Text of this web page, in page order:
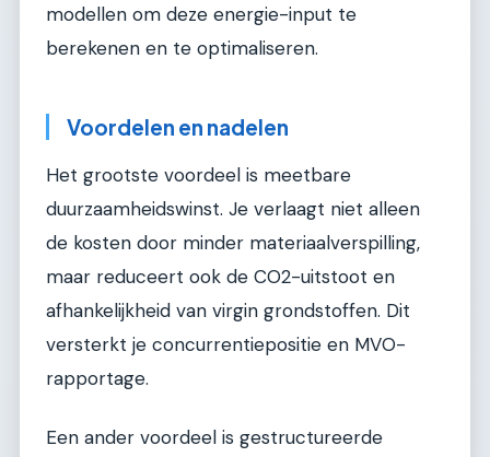
modellen om deze energie-input te
berekenen en te optimaliseren.
Voordelen en nadelen
Het grootste voordeel is meetbare
duurzaamheidswinst. Je verlaagt niet alleen
de kosten door minder materiaalverspilling,
maar reduceert ook de CO2-uitstoot en
afhankelijkheid van virgin grondstoffen. Dit
versterkt je concurrentiepositie en MVO-
rapportage.
Een ander voordeel is gestructureerde